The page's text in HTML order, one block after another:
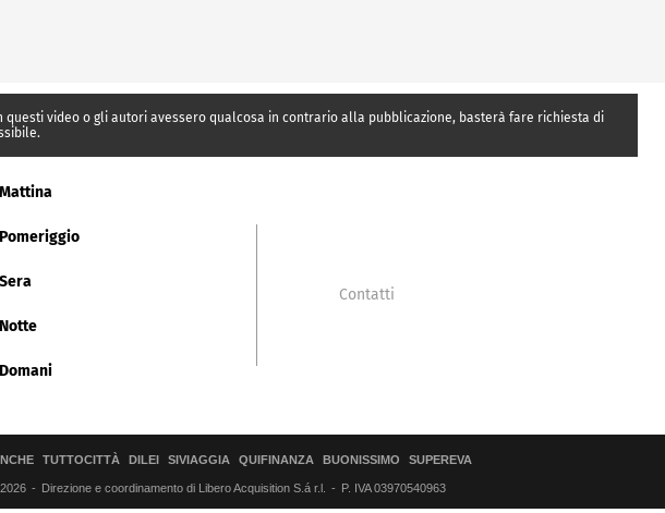
video o gli autori avessero qualcosa in contrario alla pubblicazione, basterà fare richiesta di
Mattina
Pomeriggio
Sera
Notte
Domani
Contatti
TUTTOCITTÀ DILEI SIVIAGGIA QUIFINANZA BUONISSIMO SUPEREVA
Direzione e coordinamento di Libero Acquisition S.á r.l. P. IVA 03970540963